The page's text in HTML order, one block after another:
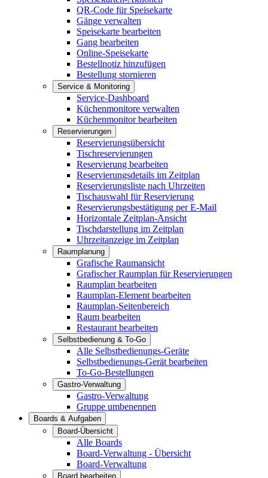
QR-Code für Speisekarte
Gänge verwalten
Speisekarte bearbeiten
Gang bearbeiten
Online-Speisekarte
Bestellnotiz hinzufügen
Bestellung stornieren
Service & Monitoring
Service-Dashboard
Küchenmonitore verwalten
Küchenmonitor bearbeiten
Reservierungen
Reservierungsübersicht
Tischreservierungen
Reservierung bearbeiten
Reservierungsdetails im Zeitplan
Reservierungsliste nach Uhrzeiten
Tischauswahl für Reservierung
Reservierungsbestätigung per E-Mail
Horizontale Zeitplan-Ansicht
Tischdarstellung im Zeitplan
Uhrzeitanzeige im Zeitplan
Raumplanung
Grafische Raumansicht
Grafischer Raumplan für Reservierungen
Raumplan bearbeiten
Raumplan-Element bearbeiten
Raumplan-Seitenbereich
Raum bearbeiten
Restaurant bearbeiten
Selbstbedienung & To-Go
Alle Selbstbedienungs-Geräte
Selbstbedienungs-Gerät bearbeiten
To-Go-Bestellungen
Gastro-Verwaltung
Gastro-Verwaltung
Gruppe umbenennen
Boards & Aufgaben
Board-Übersicht
Alle Boards
Board-Verwaltung - Übersicht
Board-Verwaltung
Board bearbeiten